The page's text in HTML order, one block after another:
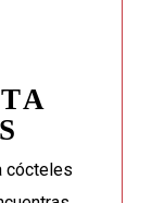
cócteles